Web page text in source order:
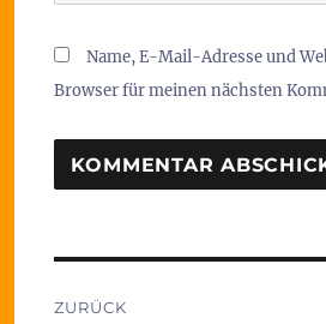
Name, E-Mail-Adresse und
Browser für meinen nächsten
ZURÜCK